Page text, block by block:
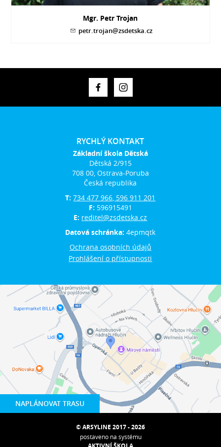
Mgr. Petr Trojan
petr.trojan@zsdetska.cz
NAPLÁNOVAT TRASU
RYCHLÝ KONTAKT
Základní škola Dětská
Dětská 2/915
708 00, Ostrava-Poruba
Česká republika
T:734 477 966, 596 911 201
F: 596915491
E: reditel@zsdetska.cz
Datová schránka:4epmqtk
Ochrana osobních údajů
Prohlášení o přístupnosti
© ARSYLINE 2017 - 2026
postaveno na systému